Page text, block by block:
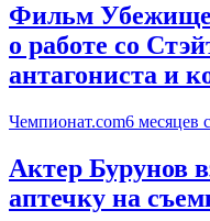
Фильм
о работе со
антагониста и
Чемпионат.com6 месяцев
Актер Бурунов
аптечку на